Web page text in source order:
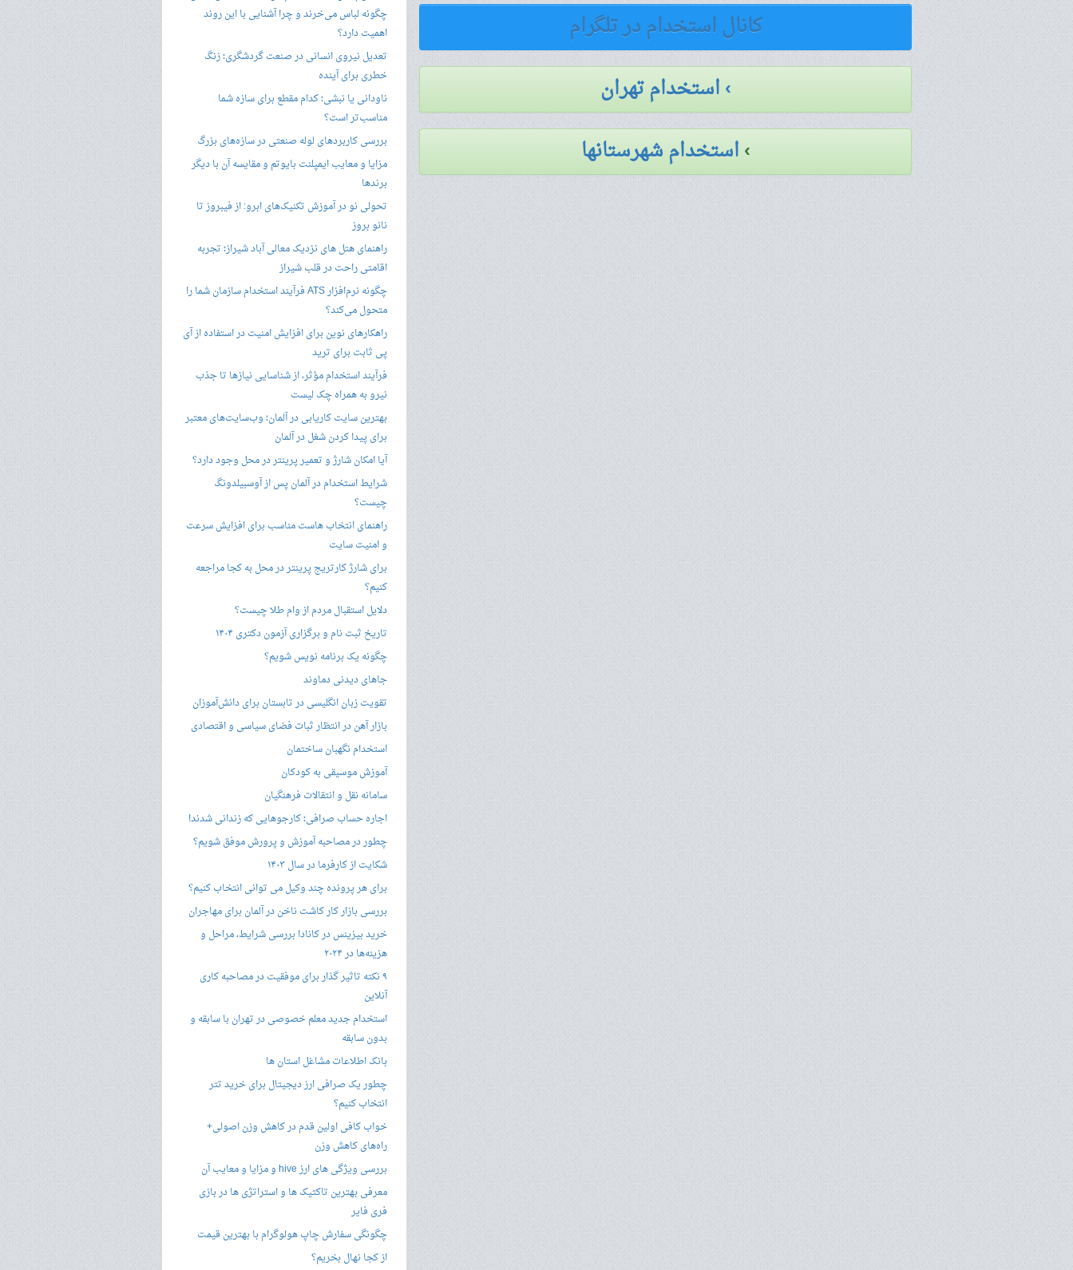
کانال استخدام در تلگرام
› استخدام تهران
›استخدام شهرستانها
چگونه لباس می‌خرند و چرا آشنایی با این روند
اهمیت دارد؟
تعدیل نیروی انسانی در صنعت گردشگری؛ زنگ
خطری برای آینده
ناودانی یا نبشی؛ کدام مقطع برای سازه شما
مناسب‌تر است؟
بررسی کاربردهای لوله صنعتی در سازه‌های بزرگ
مزایا و معایب ایمپلنت بایوتم و مقایسه آن با دیگر
برندها
تحولی نو در آموزش تکنیک‌های ابرو: از فیبروز تا
نانو بروز
راهنمای هتل های نزدیک معالی آباد شیراز؛ تجربه
اقامتی راحت در قلب شیراز
چگونه نرم‌افزار ATS فرآیند استخدام سازمان شما را
متحول می‌کند؟
راهکارهای نوین برای افزایش امنیت در استفاده از آی
پی ثابت برای ترید
فرآیند استخدام مؤثر، از شناسایی نیازها تا جذب
نیرو به همراه چک لیست
بهترین سایت کاریابی در آلمان؛ وب‌سایت‌های معتبر
برای پیدا کردن شغل در آلمان
آیا امکان شارژ و تعمیر پرینتر در محل وجود دارد؟
شرایط استخدام در آلمان پس از آوسبیلدونگ
چیست؟
راهنمای انتخاب هاست مناسب برای افزایش سرعت
و امنیت سایت
برای شارژ کارتریج پرینتر در محل به کجا مراجعه
کنیم؟
دلایل استقبال مردم از وام طلا چیست؟
تاریخ ثبت نام و برگزاری آزمون دکتری ۱۴۰۴
چگونه یک برنامه نویس شویم؟
جاهای دیدنی دماوند
تقویت زبان انگلیسی در تابستان برای دانش‌آموزان
بازار آهن در انتظار ثبات فضای سیاسی و اقتصادی
استخدام نگهبان ساختمان
آموزش موسیقی به کودکان
سامانه نقل و انتقالات فرهنگیان
اجاره حساب صرافی؛ کارجوهایی که زندانی شدند!
چطور در مصاحبه‌ آموزش و پرورش موفق شویم؟
شکایت از کارفرما در سال ۱۴۰۳
برای هر پرونده چند وکیل می توانی انتخاب کنیم؟
بررسی بازار کار کاشت ناخن در آلمان برای مهاجران
خرید بیزینس در کانادا بررسی شرایط، مراحل و
هزینه‌ها در ۲۰۲۴
۹ نکته تاثیر گذار برای موفقیت در مصاحبه کاری
آنلاین
استخدام جدید معلم خصوصی در تهران با سابقه و
بدون سابقه
بانک اطلاعات مشاغل استان ها
چطور یک صرافی ارز دیجیتال برای خرید تتر
انتخاب کنیم؟
خواب کافی اولین قدم در کاهش وزن اصولی+
راه‌های کاهش وزن
بررسی ویژگی های ارز hive و مزایا و معایب آن
معرفی بهترین تاکتیک ها و استراتژی ها در بازی
فری فایر
چگونگی سفارش چاپ هولوگرام با بهترین قیمت
از کجا نهال بخریم؟